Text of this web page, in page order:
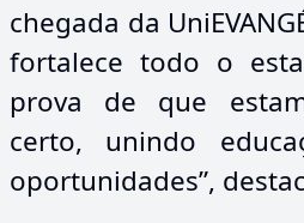
chegada da
fortalece todo o
prova de que
certo, unindo
oportunidades”,